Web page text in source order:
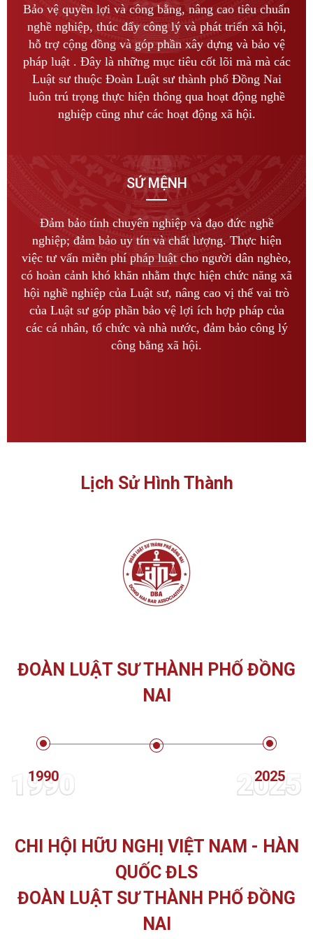
Bảo vệ quyền lợi và công bằng, nâng cao tiêu chuẩn
nghề nghiệp, thúc đẩy công lý và phát triển xã hội,
hỗ trợ cộng đồng và góp phần xây dựng và bảo vệ
pháp luật . Đây là những mục tiêu cốt lõi mà mà các
Luật sư thuộc Đoàn Luật sư thành phố Đồng Nai
luôn trú trọng thực hiện thông qua hoạt động nghề
nghiệp cũng như các hoạt động xã hội.
SỨ MỆNH
Đảm bảo tính chuyên nghiệp và đạo đức nghề
nghiệp; đảm bảo uy tín và chất lượng. Thực hiện
việc tư vấn miễn phí pháp luật cho người dân nghèo,
có hoàn cảnh khó khăn nhằm thực hiện chức năng xã
hội nghề nghiệp của Luật sư, nâng cao vị thế vai trò
của Luật sư góp phần bảo vệ lợi ích hợp pháp của
các cá nhân, tổ chức và nhà nước, đảm bảo công lý
công bằng xã hội.
Lịch Sử Hình Thành
ĐOÀN LUẬT SƯ THÀNH PHỐ ĐỒNG
NAI
1990
1990 2025
2025
CHI HỘI HỮU NGHỊ VIỆT NAM - HÀN
QUỐC ĐLS
ĐOÀN LUẬT SƯ THÀNH PHỐ ĐỒNG
NAI